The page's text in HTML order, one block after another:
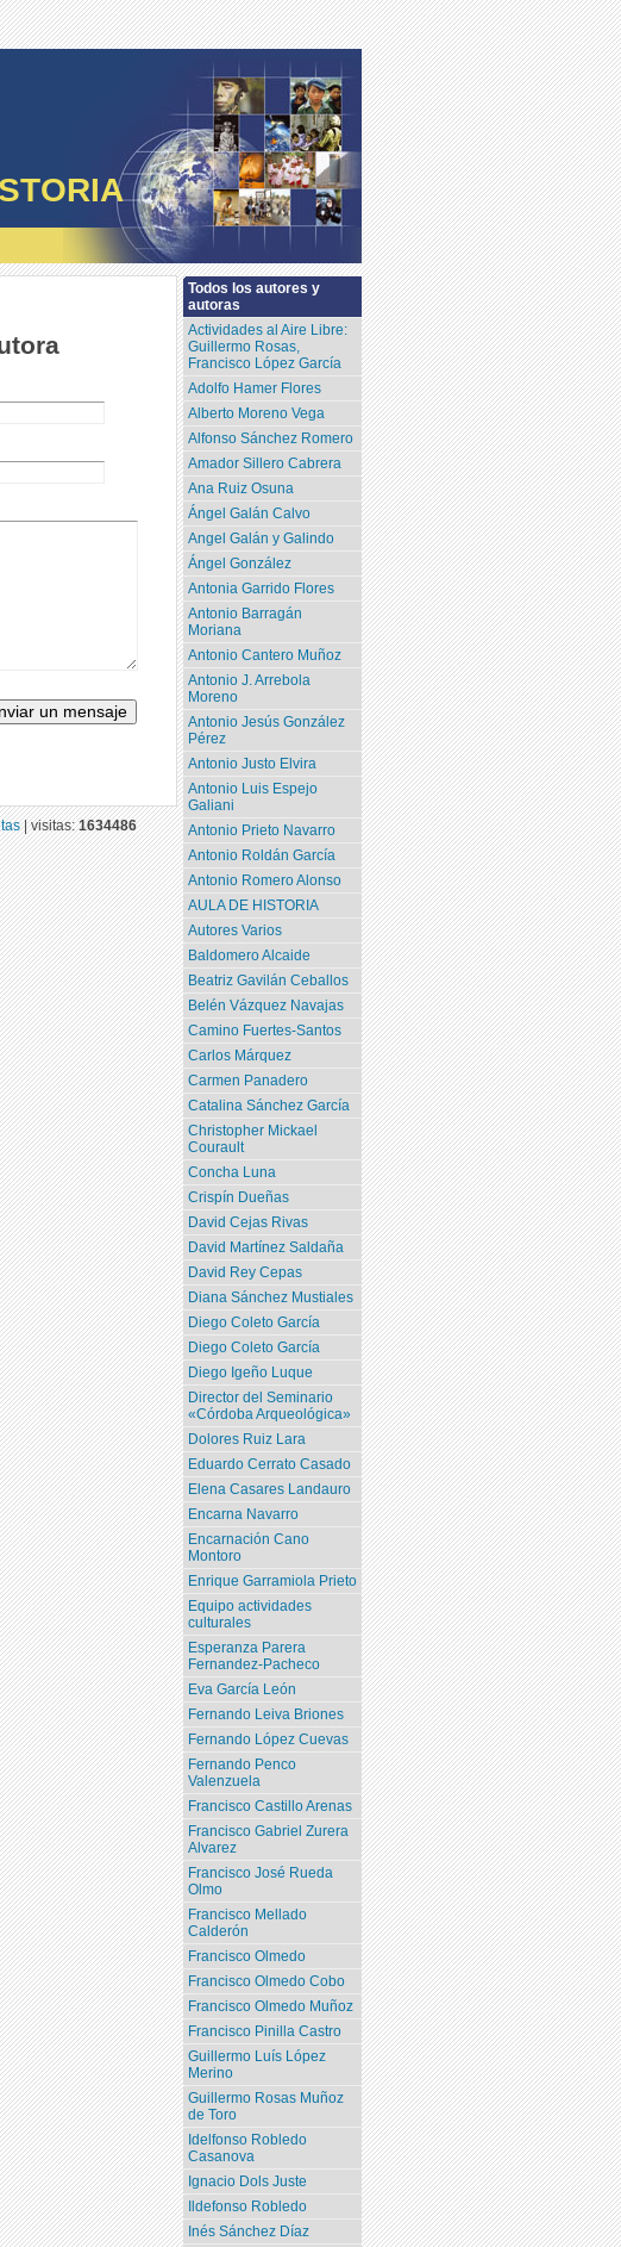
Todos los autores y
autoras
Actividades al Aire Libre:
Guillermo Rosas,
Francisco López García
Adolfo Hamer Flores
Alberto Moreno Vega
Alfonso Sánchez Romero
Amador Sillero Cabrera
Ana Ruiz Osuna
Ángel Galán Calvo
Angel Galán y Galindo
Ángel González
Antonia Garrido Flores
Antonio Barragán
Moriana
Antonio Cantero Muñoz
Antonio J. Arrebola
Moreno
Antonio Jesús González
Pérez
Antonio Justo Elvira
Antonio Luis Espejo
Galiani
Antonio Prieto Navarro
Antonio Roldán García
Antonio Romero Alonso
AULA DE HISTORIA
Autores Varios
Baldomero Alcaide
Beatriz Gavilán Ceballos
Belén Vázquez Navajas
Camino Fuertes-Santos
Carlos Márquez
Carmen Panadero
Catalina Sánchez García
Christopher Mickael
Courault
Concha Luna
Crispín Dueñas
David Cejas Rivas
David Martínez Saldaña
David Rey Cepas
Diana Sánchez Mustiales
Diego Coleto García
Diego Coleto García
Diego Igeño Luque
Director del Seminario
«Córdoba Arqueológica»
Dolores Ruiz Lara
Eduardo Cerrato Casado
Elena Casares Landauro
Encarna Navarro
Encarnación Cano
Montoro
Enrique Garramiola Prieto
Equipo actividades
culturales
Esperanza Parera
Fernandez-Pacheco
Eva García León
Fernando Leiva Briones
Fernando López Cuevas
Fernando Penco
Valenzuela
Francisco Castillo Arenas
Francisco Gabriel Zurera
Alvarez
Francisco José Rueda
Olmo
Francisco Mellado
Calderón
Francisco Olmedo
Francisco Olmedo Cobo
Francisco Olmedo Muñoz
Francisco Pinilla Castro
Guillermo Luís López
Merino
Guillermo Rosas Muñoz
de Toro
Idelfonso Robledo
Casanova
Ignacio Dols Juste
Ildefonso Robledo
Inés Sánchez Díaz
|visitas:1634486